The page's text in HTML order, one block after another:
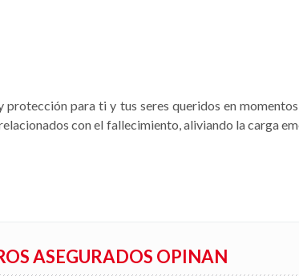
para ti y tus seres queridos en
con el fallecimiento, aliviando la carga
ASEGURADOS OPINAN